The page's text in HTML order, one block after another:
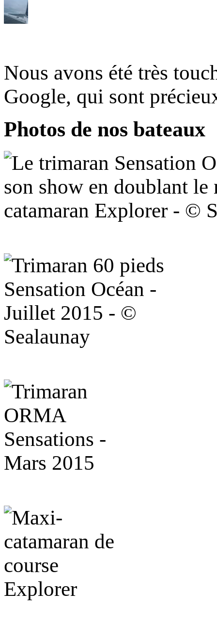
Nous avons été très
Google, qui sont
Photos de nos bateaux